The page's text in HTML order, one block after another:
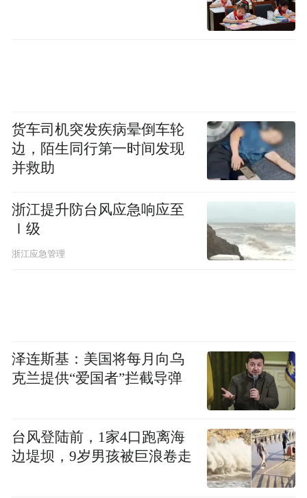
货车司机突发疾病晕倒车轮
边，陌生同行第一时间发现
并救助
浙江提升防台风应急响应至
Ⅰ级
浙江应急管理
泽连斯基：美国将每月向乌
克兰提供“爱国者”拦截导弹
台风登陆前，1家4口跑离海
边堤坝，9岁男孩被巨浪卷走